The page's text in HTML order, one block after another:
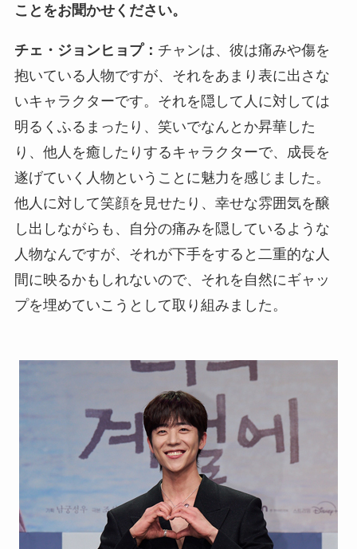
ことをお聞かせください。
チェ・ジョンヒョプ： チャンは、彼は痛みや傷を
抱いている人物ですが、それをあまり表に出さな
いキャラクターです。それを隠して人に対しては
明るくふるまったり、笑いでなんとか昇華した
り、他人を癒したりするキャラクターで、成長を
遂げていく人物ということに魅力を感じました。
他人に対して笑顔を見せたり、幸せな雰囲気を醸
し出しながらも、自分の痛みを隠しているような
人物なんですが、それが下手をすると二重的な人
間に映るかもしれないので、それを自然にギャッ
プを埋めていこうとして取り組みました。